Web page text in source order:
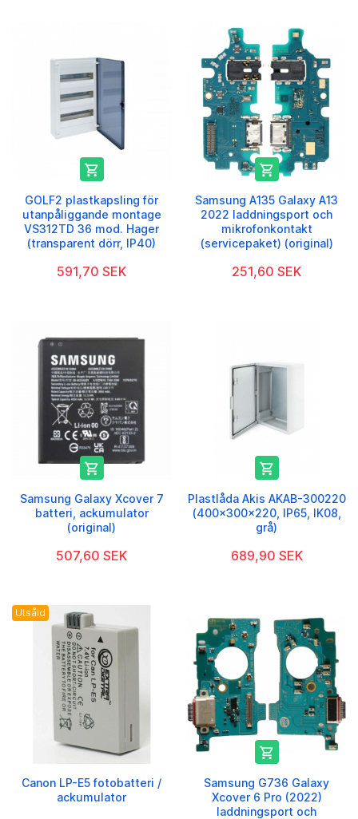

GOLF2 plastkapsling för
utanpåliggande montage
VS312TD 36 mod. Hager
(transparent dörr, IP40)
591,70 SEK

Samsung A135 Galaxy A13
2022 laddningsport och
mikrofonkontakt
(servicepaket) (original)
251,60 SEK

Samsung Galaxy Xcover 7
batteri, ackumulator
(original)
507,60 SEK

Plastlåda Akis AKAB-300220
(400x300x220, IP65, IK08,
grå)
689,90 SEK
Utsåld
Canon LP-E5 fotobatteri /
ackumulator

Samsung G736 Galaxy
Xcover 6 Pro (2022)
laddningsport och